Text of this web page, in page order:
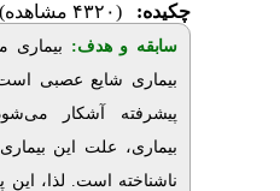
بیماری مولتیپل
شایع عصبی است که به صورت
آشکار می‌شود. از دشواری‌های
علت این بیماری است که به طور
است. لذا، این پژوهش با هدف